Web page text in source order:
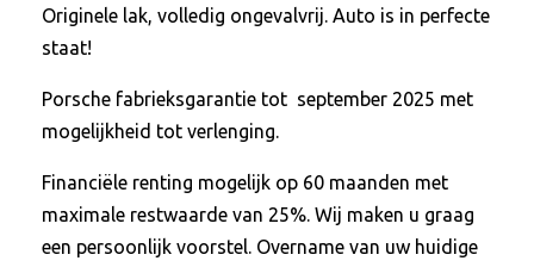
Originele lak, volledig ongevalvrij. Auto is in perfecte
staat!
Porsche fabrieksgarantie tot september 2025 met
mogelijkheid tot verlenging.
Financiële renting mogelijk op 60 maanden met
maximale restwaarde van 25%. Wij maken u graag
een persoonlijk voorstel. Overname van uw huidige